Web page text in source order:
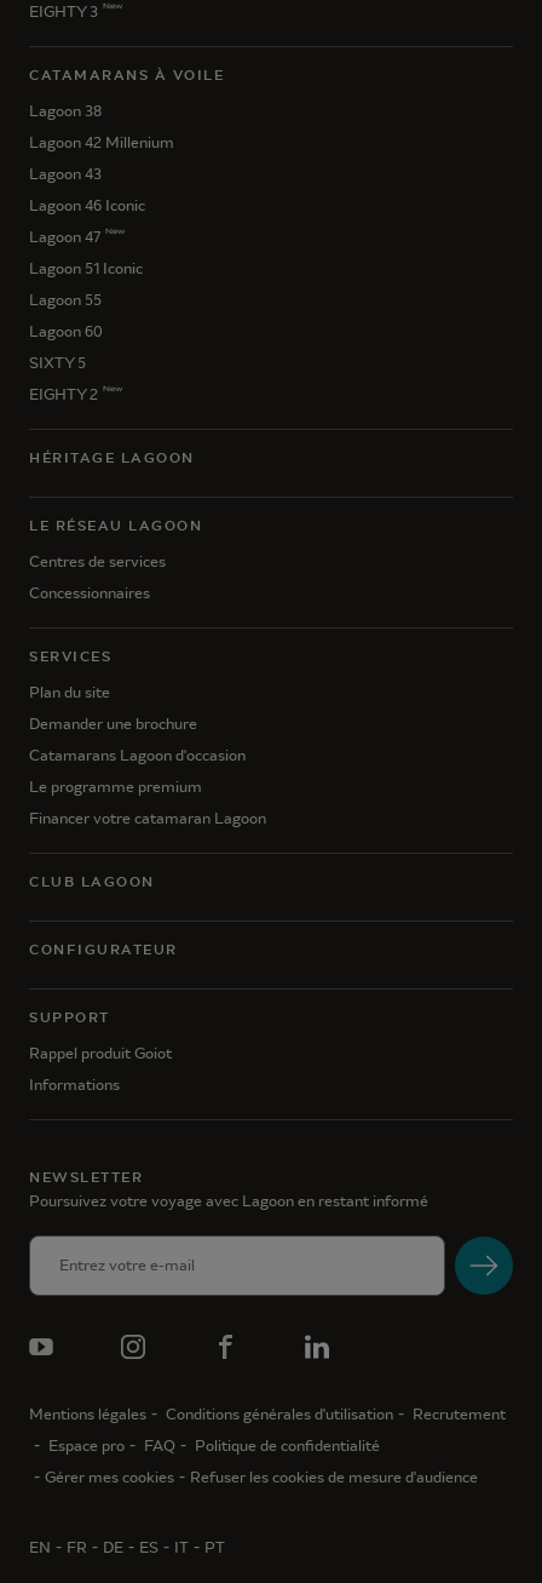
EIGHTY 3 New
CATAMARANS À VOILE
Lagoon 38
Lagoon 42 Millenium
Lagoon 43
Lagoon 46 Iconic
Lagoon 47 New
Lagoon 51 Iconic
Lagoon 55
Lagoon 60
SIXTY 5
EIGHTY 2 New
HÉRITAGE LAGOON
LE RÉSEAU LAGOON
Centres de services
Concessionnaires
SERVICES
Plan du site
Demander une brochure
Catamarans Lagoon d'occasion
Le programme premium
Financer votre catamaran Lagoon
CLUB LAGOON
CONFIGURATEUR
SUPPORT
Rappel produit Goiot
Informations
NEWSLETTER
Poursuivez votre voyage avec Lagoon en restant informé
Mentions légales Conditions générales d'utilisation
Recrutement
Espace pro
FAQ
Politique de confidentialité
Gérer mes cookies
Refuser les cookies de mesure d'audience
EN FR DE ES IT PT